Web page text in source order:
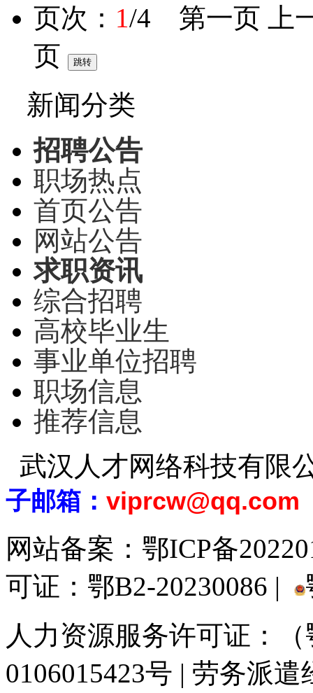
页次： 1/4 第一页 上
页
新闻分类
招聘公告
职场热点
首页公告
网站公告
求职资讯
综合招聘
高校毕业生
事业单位招聘
职场信息
推荐信息
武汉人才网络科技有限
子邮箱： viprcw@qq.com
网站备案： 鄂ICP备
可证：鄂B2-20230086 |
人力资源服务许可证：
0106015423号 | 劳务派